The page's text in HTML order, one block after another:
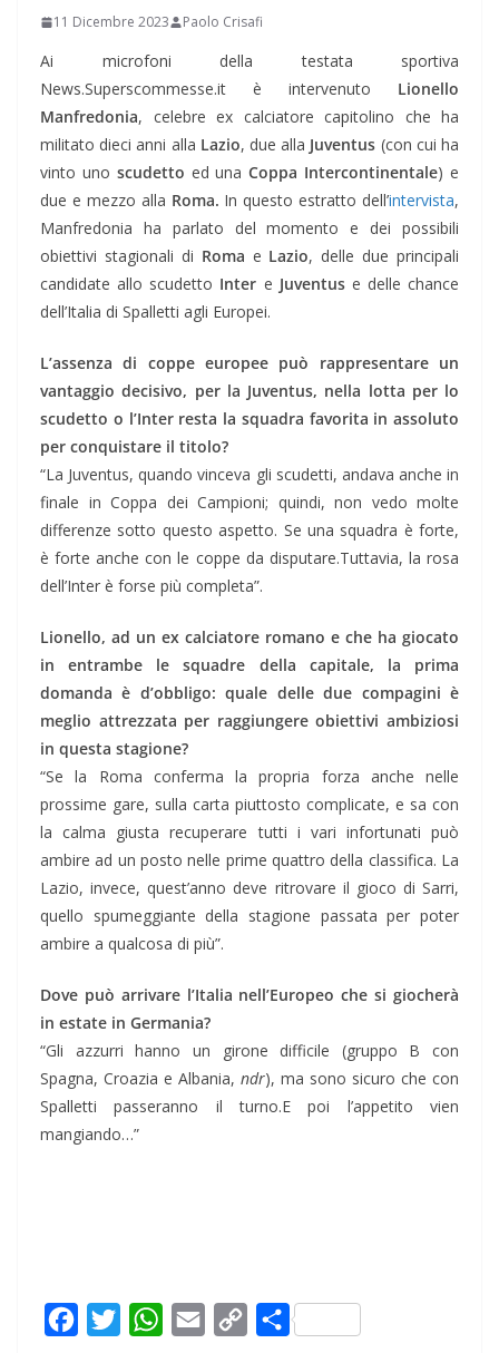
11 Dicembre 2023 Paolo Crisafi
Ai microfoni della testata sportiva
News.Superscommesse.it è intervenuto Lionello
Manfredonia, celebre ex calciatore capitolino che ha
militato dieci anni alla Lazio, due alla Juventus (con cui ha
vinto uno scudetto ed unaCoppa Intercontinentale) e
due e mezzo alla Roma. In questo estratto dell’intervista,
Manfredonia ha parlato del momento e dei possibili
obiettivi stagionali di Roma e Lazio, delle due principali
candidate allo scudetto Inter e Juventuse delle chance
dell’Italia di Spalletti agli Europei.
L’assenza di coppe europee può rappresentare un
vantaggio decisivo, per la Juventus, nella lotta per lo
scudetto o l’Inter resta la squadra favorita in assoluto
per conquistare il titolo?
“La Juventus, quando vinceva gli scudetti, andava anche in
finale in Coppa dei Campioni; quindi, non vedo molte
differenze sotto questo aspetto. Se una squadra è forte,
è forte anche con le coppe da disputare.Tuttavia, la rosa
dell’Inter è forse più completa”.
Lionello, ad un ex calciatore romano e che ha giocato
in entrambe le squadre della capitale, la prima
domanda è d’obbligo: quale delle due compagini è
meglio attrezzata per raggiungere obiettivi ambiziosi
in questa stagione?
“Se la Roma conferma la propria forza anche nelle
prossime gare, sulla carta piuttosto complicate, e sa con
la calma giusta recuperare tutti i vari infortunati può
ambire ad un posto nelle prime quattro della classifica. La
Lazio, invece, quest’anno deve ritrovare il gioco di Sarri,
quello spumeggiante della stagione passata per poter
ambire a qualcosa di più”.
Dove può arrivare l’Italia nell’Europeo che si giocherà
in estate in Germania?
“Gli azzurri hanno un girone difficile (gruppo B con
Spagna, Croazia e Albania, ndr), ma sono sicuro che con
Spalletti passeranno il turno.E poi l’appetito vien
mangiando…”
W
C